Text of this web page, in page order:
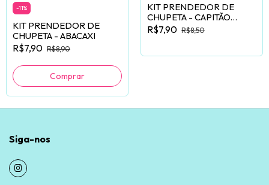
-11%
KIT PRENDEDOR DE
CHUPETA - ABACAXI
R$7,90 R$8,90
KIT PRENDEDOR DE
CHUPETA - CAPITÃO
AMÉRICA
R$7,90 R$8,50
Siga-nos